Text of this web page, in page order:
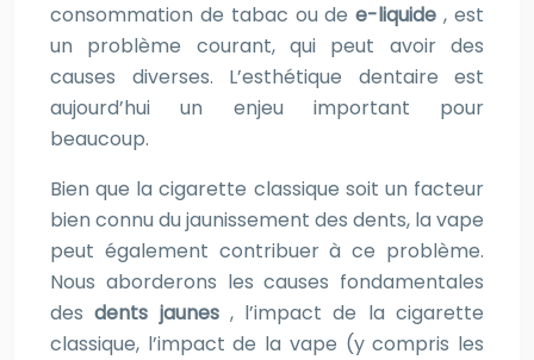
consommation de tabac ou dee-liquide, est
un problème courant, qui peut avoir des
causes diverses. L’esthétique dentaire est
aujourd’hui un enjeu important pour
beaucoup.
Bien que la cigarette classique soit un facteur
bien connu du jaunissement des dents, la vape
peut également contribuer à ce problème.
Nous aborderons les causes fondamentales
desdents jaunes , l’impact de la cigarette
classique, l’impact de la vape (y compris les